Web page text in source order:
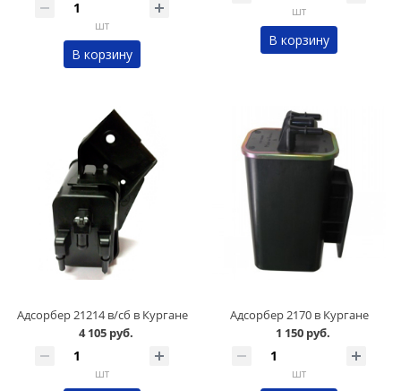
шт
В корзину
шт
В корзину
Адсорбер 21214 в/сб в Кургане
4 105 руб.
шт
Адсорбер 2170 в Кургане
1 150 руб.
шт